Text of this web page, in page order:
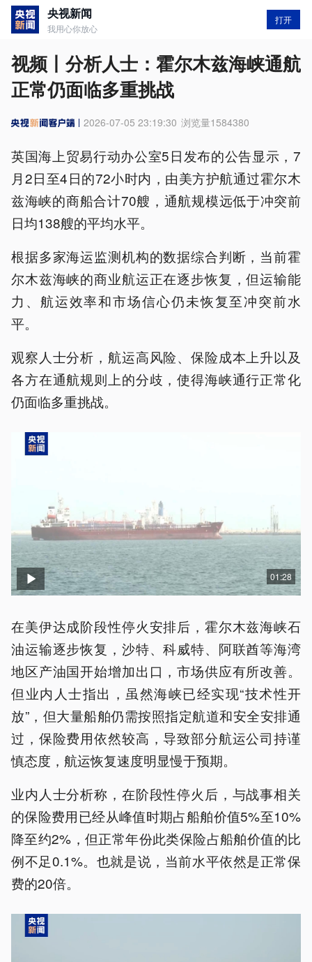
央视新闻
我用心你放心
打开
视频丨分析人士：霍尔木兹海峡通航
正常仍面临多重挑战
2026-07-05 23:19:30 浏览量1584380
英国海上贸易行动办公室5日发布的公告显示，7
月2日至4日的72小时内，由美方护航通过霍尔木
兹海峡的商船合计70艘，通航规模远低于冲突前
日均138艘的平均水平。
根据多家海运监测机构的数据综合判断，当前霍
尔木兹海峡的商业航运正在逐步恢复，但运输能
力、航运效率和市场信心仍未恢复至冲突前水
平。
观察人士分析，航运高风险、保险成本上升以及
各方在通航规则上的分歧，使得海峡通行正常化
仍面临多重挑战。
01:28
在美伊达成阶段性停火安排后，霍尔木兹海峡石
油运输逐步恢复，沙特、科威特、阿联酋等海湾
地区产油国开始增加出口，市场供应有所改善。
但业内人士指出，虽然海峡已经实现“技术性开
放”，但大量船舶仍需按照指定航道和安全安排通
过，保险费用依然较高，导致部分航运公司持谨
慎态度，航运恢复速度明显慢于预期。
业内人士分析称，在阶段性停火后，与战事相关
的保险费用已经从峰值时期占船舶价值5%至10%
降至约2%，但正常年份此类保险占船舶价值的比
例不足0.1%。也就是说，当前水平依然是正常保
费的20倍。